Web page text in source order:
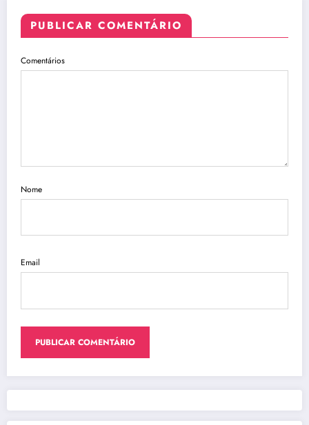
PUBLICAR COMENTÁRIO
Comentários
Nome
Email